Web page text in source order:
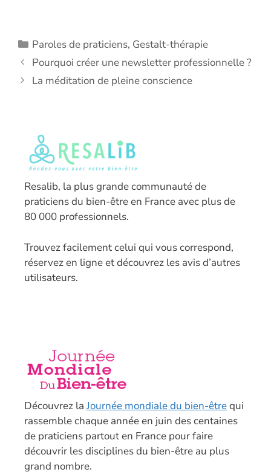
Catégories
Paroles de praticiens, Gestalt-thérapie
Pourquoi créer une newsletter professionnelle ?
La méditation de pleine conscience
Resalib, la plus grande communauté de
praticiens du bien-être en France avec plus de
80 000 professionnels.
Trouvez facilement celui qui vous correspond,
réservez en ligne et découvrez les avis d’autres
utilisateurs.
Découvrez laJournée mondiale du bien-êtrequi
rassemble chaque année en juin des centaines
de praticiens partout en France pour faire
découvrir les disciplines du bien-être au plus
grand nombre.